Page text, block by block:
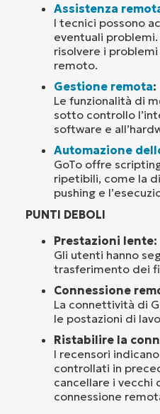
Assistenza
I tecnici possono
eventuali
risolvere i
remoto.
Gestione remota:
Le funzionalità di
sotto controllo
software e
Automazione
GoTo offre
ripetibili, come la
pushing e
PUNTI DEBOLI
Prestazioni lente:
Gli utenti hanno
trasferimento dei
Connessione
La connettività di
le postazioni di
Ristabilire la
I recensori
controllati in
cancellare i vecchi
connessione